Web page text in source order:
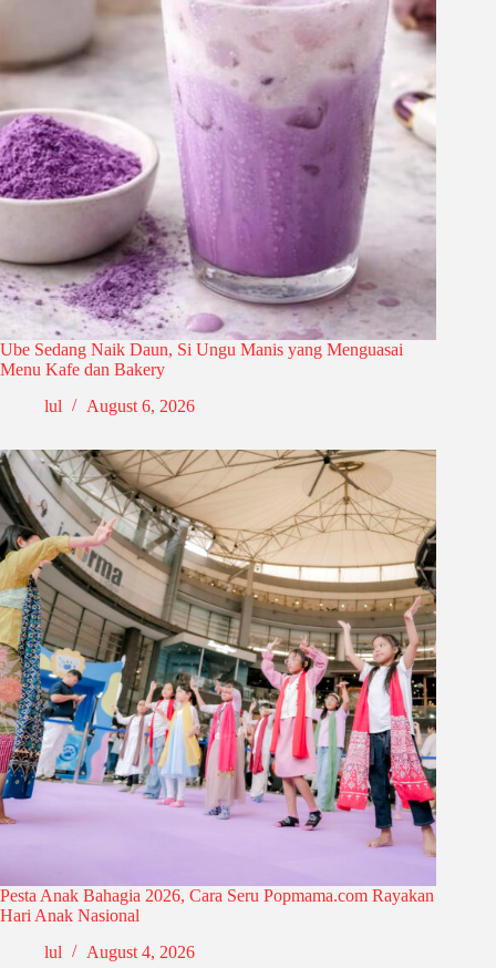
Ube Sedang Naik Daun, Si Ungu Manis yang Menguasai
Menu Kafe dan Bakery
lul
August 6, 2026
Pesta Anak Bahagia 2026, Cara Seru Popmama.com Rayakan
Hari Anak Nasional
lul
August 4, 2026